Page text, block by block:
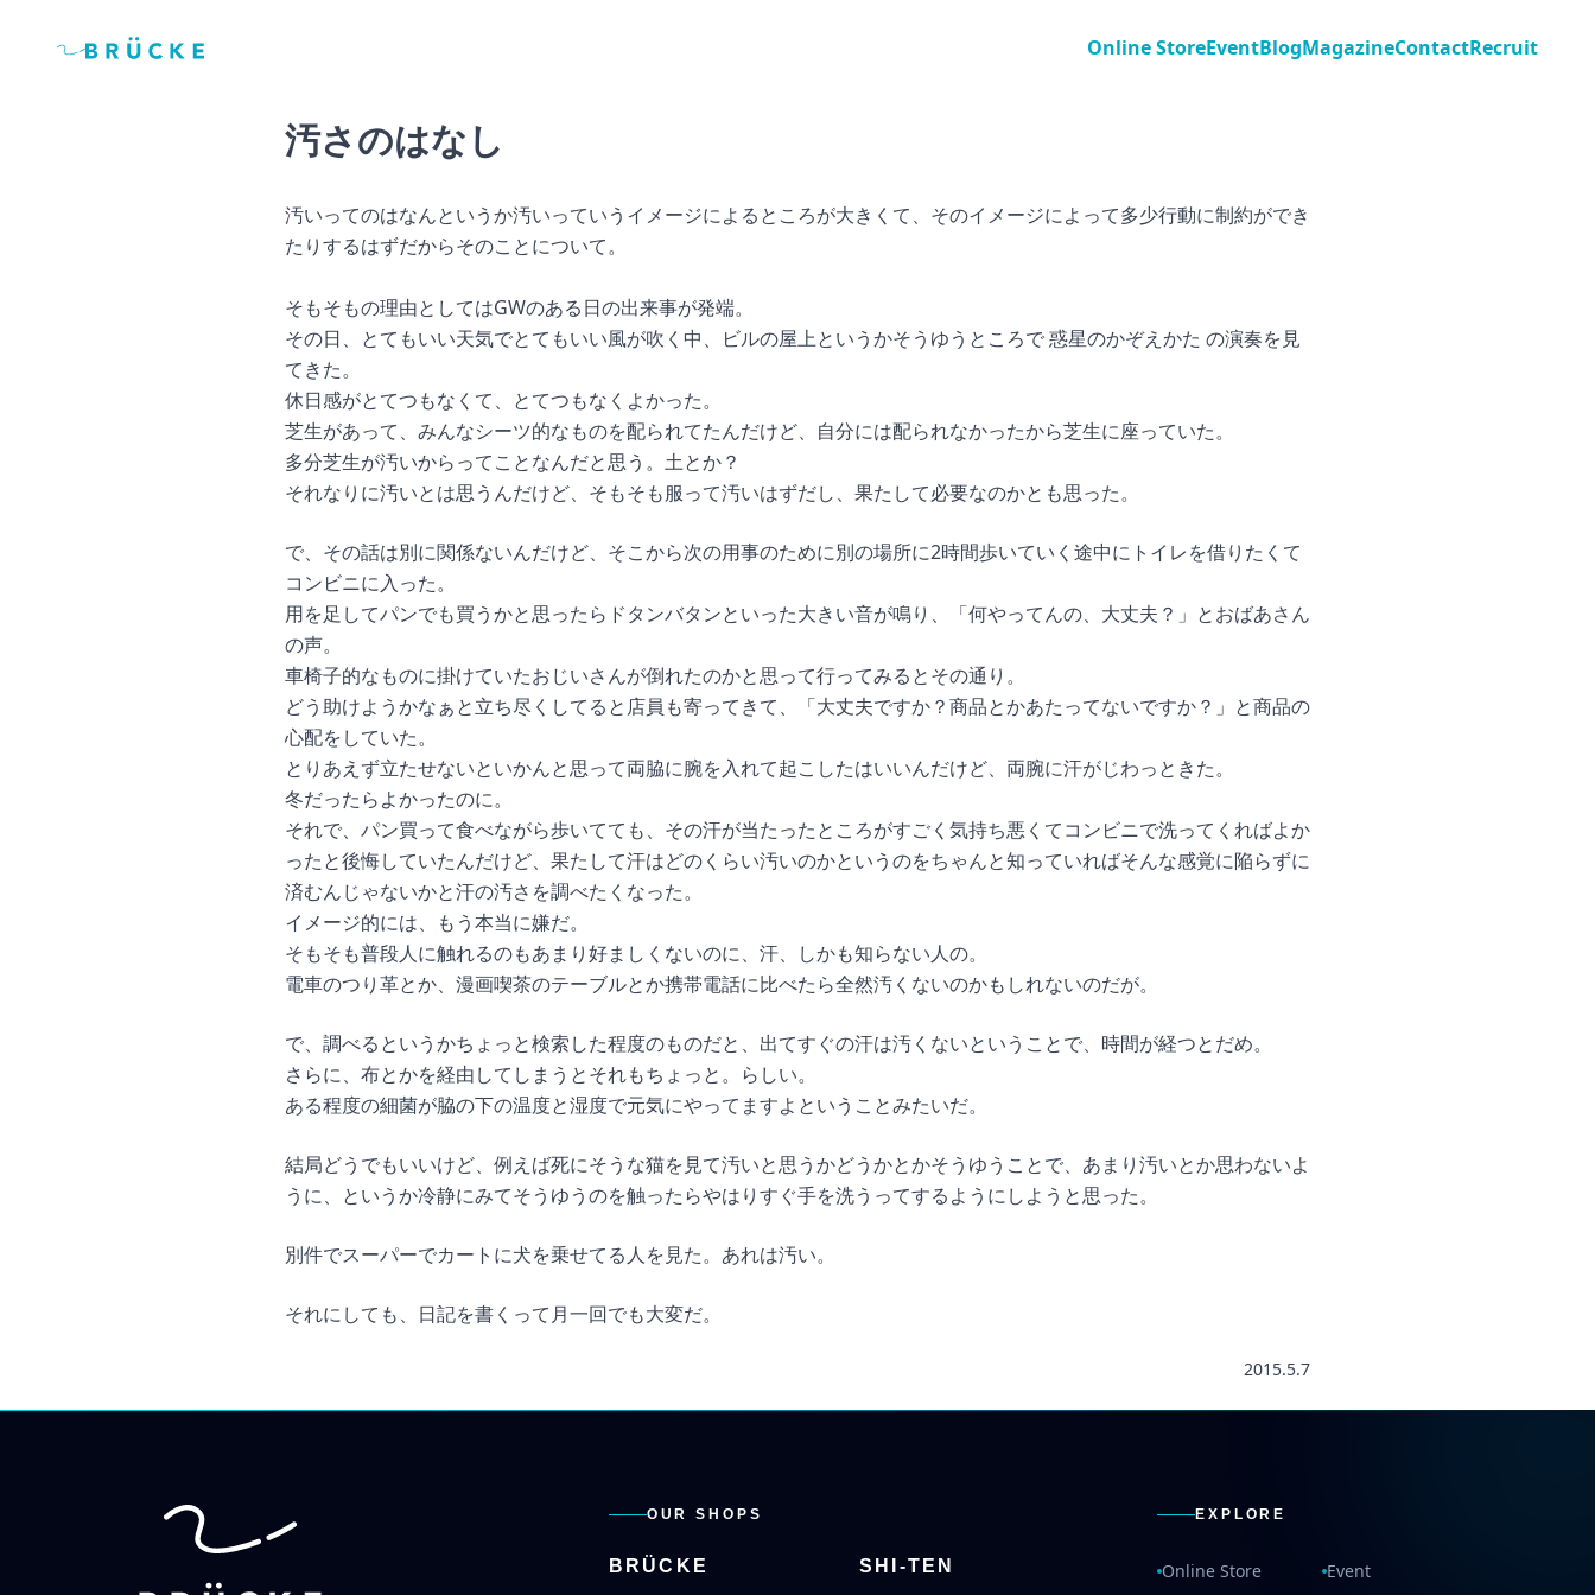
Online StoreEventBlogMagazineContactRecruit
汚さのはなし
汚いってのはなんというか汚いっていうイメージによるところが大きくて、そのイメージによって多少行動に制約ができ
たりするはずだからそのことについて。
そもそもの理由としてはGWのある日の出来事が発端。
その日、とてもいい天気でとてもいい風が吹く中、ビルの屋上というかそうゆうところで 惑星のかぞえかた の演奏を見
てきた。
休日感がとてつもなくて、とてつもなくよかった。
芝生があって、みんなシーツ的なものを配られてたんだけど、自分には配られなかったから芝生に座っていた。
多分芝生が汚いからってことなんだと思う。土とか？
それなりに汚いとは思うんだけど、そもそも服って汚いはずだし、果たして必要なのかとも思った。
で、その話は別に関係ないんだけど、そこから次の用事のために別の場所に2時間歩いていく途中にトイレを借りたくて
コンビニに入った。
用を足してパンでも買うかと思ったらドタンバタンといった大きい音が鳴り、「何やってんの、大丈夫？」とおばあさん
の声。
車椅子的なものに掛けていたおじいさんが倒れたのかと思って行ってみるとその通り。
どう助けようかなぁと立ち尽くしてると店員も寄ってきて、「大丈夫ですか？商品とかあたってないですか？」と商品の
心配をしていた。
とりあえず立たせないといかんと思って両脇に腕を入れて起こしたはいいんだけど、両腕に汗がじわっときた。
冬だったらよかったのに。
それで、パン買って食べながら歩いてても、その汗が当たったところがすごく気持ち悪くてコンビニで洗ってくればよか
ったと後悔していたんだけど、果たして汗はどのくらい汚いのかというのをちゃんと知っていればそんな感覚に陥らずに
済むんじゃないかと汗の汚さを調べたくなった。
イメージ的には、もう本当に嫌だ。
そもそも普段人に触れるのもあまり好ましくないのに、汗、しかも知らない人の。
電車のつり革とか、漫画喫茶のテーブルとか携帯電話に比べたら全然汚くないのかもしれないのだが。
で、調べるというかちょっと検索した程度のものだと、出てすぐの汗は汚くないということで、時間が経つとだめ。
さらに、布とかを経由してしまうとそれもちょっと。らしい。
ある程度の細菌が脇の下の温度と湿度で元気にやってますよということみたいだ。
結局どうでもいいけど、例えば死にそうな猫を見て汚いと思うかどうかとかそうゆうことで、あまり汚いとか思わないよ
うに、というか冷静にみてそうゆうのを触ったらやはりすぐ手を洗うってするようにしようと思った。
別件でスーパーでカートに犬を乗せてる人を見た。あれは汚い。
それにしても、日記を書くって月一回でも大変だ。
2015.5.7
OUR SHOPS
BRÜCKE SHI-TEN
EXPLORE
Online Store Event